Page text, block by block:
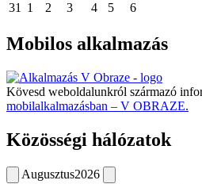
31
1 2 3 4 5 6
Mobilos alkalmazás
Kövesd weboldalunkról származó
mobilalkalmazásban – V OBRAZE.
Közösségi hálózatok
Augusztus2026